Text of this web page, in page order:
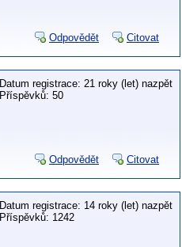
Odpovědět Citovat
Datum registrace: 21 roky (let) nazpět
Příspěvků: 50
Odpovědět Citovat
Datum registrace: 14 roky (let) nazpět
Příspěvků: 1242